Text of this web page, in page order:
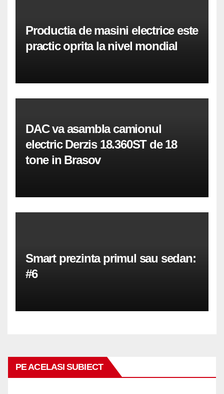
Productia de masini electrice este
practic oprita la nivel mondial
DAC va asambla camionul
electric Derzis 18.360ST de 18
tone in Brasov
Smart prezinta primul sau sedan:
#6
PE ACELASI SUBIECT